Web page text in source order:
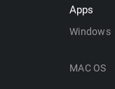
Apps
Windows
MAC OS